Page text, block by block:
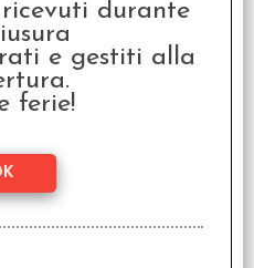
Anelli -
Terra di
durante
e gestiti alla
ferie!